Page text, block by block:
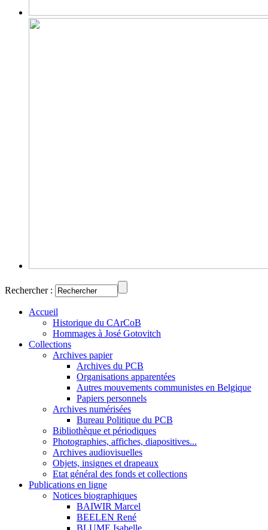
Rechercher :
Accueil
Historique du CArCoB
Hommages à José Gotovitch
Collections
Archives papier
Archives du PCB
Organisations apparentées
Autres mouvements communistes en Belgique
Papiers personnels
Archives numérisées
Bureau Politique du PCB
Bibliothèque et périodiques
Photographies, affiches, diapositives...
Archives audiovisuelles
Objets, insignes et drapeaux
Etat général des fonds et collections
Publications en ligne
Notices biographiques
BAIWIR Marcel
BEELEN René
BLUME Isabelle